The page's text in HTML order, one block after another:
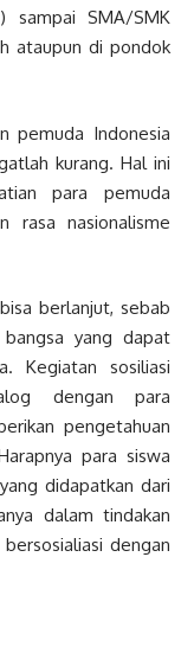
sampai SMA/SMK
ataupun di pondok
pemuda Indonesia
kurang. Hal ini
para pemuda
rasa nasionalisme
berlanjut, sebab
yang dapat
Kegiatan sosiliasi
dengan para
pengetahuan
para siswa
didapatkan dari
dalam tindakan
dengan